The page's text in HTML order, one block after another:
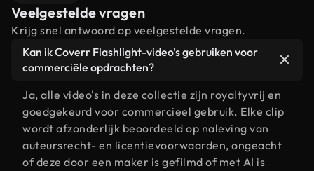
Veelgestelde vragen
Krijg snel antwoord op veelgestelde vragen.
Kan ik Coverr Flashlight-video's gebruiken voor
commerciële opdrachten?
Ja, alle video's in deze collectie zijn royaltyvrij en
goedgekeurd voor commercieel gebruik. Elke clip
wordt afzonderlijk beoordeeld op naleving van
auteursrecht- en licentievoorwaarden, ongeacht
of deze door een maker is gefilmd of met AI is